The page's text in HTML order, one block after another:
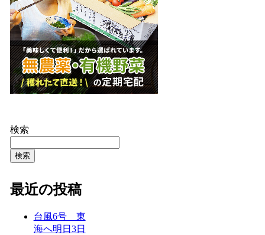
検索
検索
最近の投稿
台風6号 東
海へ明日3日